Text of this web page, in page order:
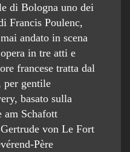
di Bologna uno dei
Francis Poulenc,
andato in scena
in tre atti e
francese tratta dal
per gentile
basato sulla
am Schafott
von Le Fort
Père